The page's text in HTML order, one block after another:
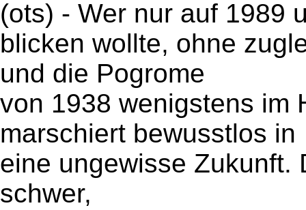
(ots) - Wer nur auf 1989
blicken wollte, ohne
und die Pogrome
von 1938 wenigstens im
marschiert bewusstlos in
eine ungewisse Zukunft.
schwer,